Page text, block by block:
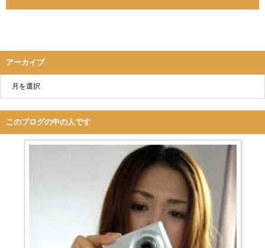
アーカイブ
このブログの中の人です